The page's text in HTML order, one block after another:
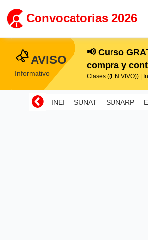
Convocatorias 2026
AVISO
Informativo
📢 Curso
compra y
Clases ((EN VIVO)) |
INEI SUNAT SUNARP